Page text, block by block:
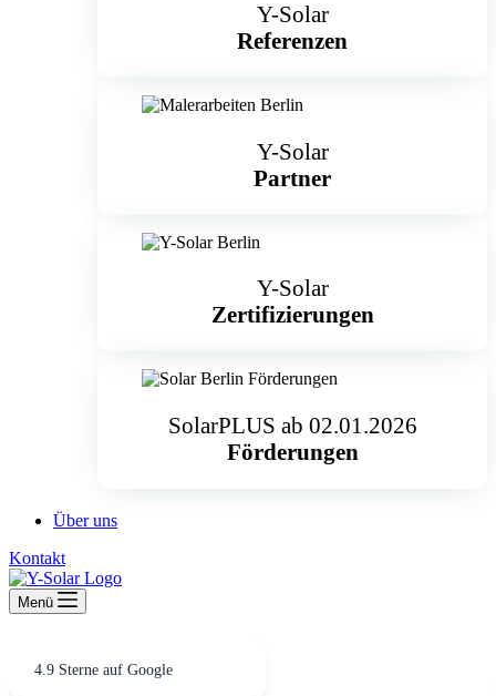
Y-Solar
Referenzen
Y-Solar
Partner
Y-Solar
Zertifizierungen
SolarPLUS ab 02.01.2026
Förderungen
Über uns
Kontakt
Menü
4.9 Sterne auf Google